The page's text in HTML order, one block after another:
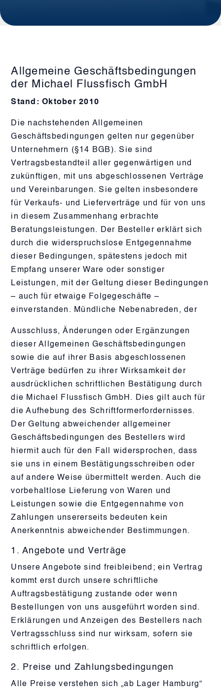
Allgemeine Geschäftsbedingungen
der Michael Flussfisch GmbH
Stand: Oktober 2010
Die nachstehenden Allgemeinen
Geschäftsbedingungen gelten nur gegenüber
Unternehmern (§14 BGB). Sie sind
Vertragsbestandteil aller gegenwärtigen und
zukünftigen, mit uns abgeschlossenen Verträge
und Vereinbarungen. Sie gelten insbesondere
für Verkaufs- und Lieferverträge und für von uns
in diesem Zusammenhang erbrachte
Beratungsleistungen. Der Besteller erklärt sich
durch die widerspruchslose Entgegennahme
dieser Bedingungen, spätestens jedoch mit
Empfang unserer Ware oder sonstiger
Leistungen, mit der Geltung dieser Bedingungen
– auch für etwaige Folgegeschäfte –
einverstanden. Mündliche Nebenabreden, der
Ausschluss, Änderungen oder Ergänzungen
dieser Allgemeinen Geschäftsbedingungen
sowie die auf ihrer Basis abgeschlossenen
Verträge bedürfen zu ihrer Wirksamkeit der
ausdrücklichen schriftlichen Bestätigung durch
die Michael Flussfisch GmbH. Dies gilt auch für
die Aufhebung des Schriftformerfordernisses.
Der Geltung abweichender allgemeiner
Geschäftsbedingungen des Bestellers wird
hiermit auch für den Fall widersprochen, dass
sie uns in einem Bestätigungsschreiben oder
auf andere Weise übermittelt werden. Auch die
vorbehaltlose Lieferung von Waren und
Leistungen sowie die Entgegennahme von
Zahlungen unsererseits bedeuten kein
Anerkenntnis abweichender Bestimmungen.
1. Angebote und Verträge
Unsere Angebote sind freibleibend; ein Vertrag
kommt erst durch unsere schriftliche
Auftragsbestätigung zustande oder wenn
Bestellungen von uns ausgeführt worden sind.
Erklärungen und Anzeigen des Bestellers nach
Vertragsschluss sind nur wirksam, sofern sie
schriftlich erfolgen.
2. Preise und Zahlungsbedingungen
Alle Preise verstehen sich „ab Lager Hamburg“